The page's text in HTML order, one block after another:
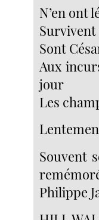
N’en ont
Survivent
Sont
Aux
jour
Les
Souvent
Philippe